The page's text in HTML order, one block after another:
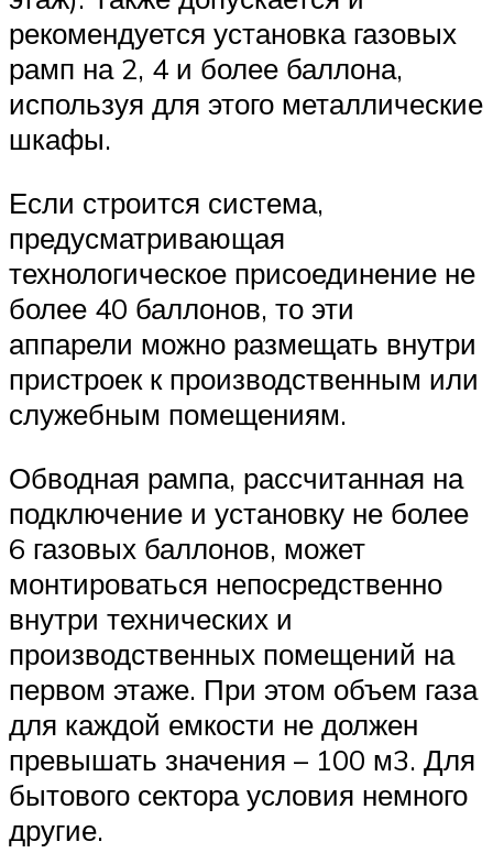
рекомендуется установка газовых
рамп на 2, 4 и более баллона,
используя для этого металлические
шкафы.
Если строится система,
предусматривающая
технологическое присоединение не
более 40 баллонов, то эти
аппарели можно размещать внутри
пристроек к производственным или
служебным помещениям.
Обводная рампа, рассчитанная на
подключение и установку не более
6 газовых баллонов, может
монтироваться непосредственно
внутри технических и
производственных помещений на
первом этаже. При этом объем газа
для каждой емкости не должен
превышать значения – 100 м3. Для
бытового сектора условия немного
другие.